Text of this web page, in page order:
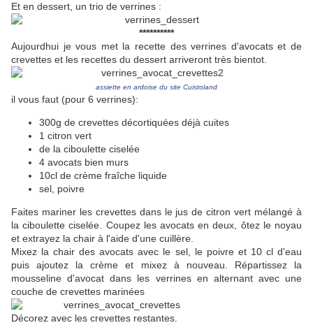
Et en dessert, un trio de verrines :
**********
Aujourdhui je vous met la recette des verrines d'avocats et de
crevettes et les recettes du dessert arriveront très bientot.
assiette en ardoise du site Cuistoland
il vous faut (pour 6 verrines):
300g de crevettes décortiquées déjà cuites
1 citron vert
de la ciboulette ciselée
4 avocats bien murs
10cl de crème fraîche liquide
sel, poivre
Faites mariner les crevettes dans le jus de citron vert mélangé à
la ciboulette ciselée. Coupez les avocats en deux, ôtez le noyau
et extrayez la chair à l'aide d'une cuillère.
Mixez la chair des avocats avec le sel, le poivre et 10 cl d'eau
puis ajoutez la crème et mixez à nouveau. Répartissez la
mousseline d'avocat dans les verrines en alternant avec une
couche de crevettes marinées
Décorez avec les crevettes restantes.